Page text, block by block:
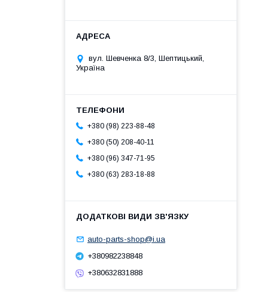
вул. Шевченка 8/3, Шептицький,
Україна
+380 (98) 223-88-48
+380 (50) 208-40-11
+380 (96) 347-71-95
+380 (63) 283-18-88
auto-parts-shop@i.ua
+380982238848
+380632831888